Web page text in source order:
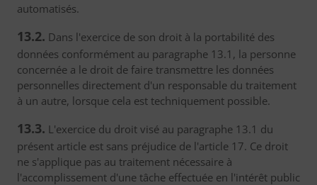
automatisés.
13.2. Dans l'exercice de son droit à la portabilité des
données conformément au paragraphe 13.1, la personne
concernée a le droit de faire transmettre les données
personnelles directement d'un responsable du traitement
à un autre, lorsque cela est techniquement possible.
13.3. L'exercice du droit visé au paragraphe 13.1 du
présent article est sans préjudice de l'article 17. Ce droit
ne s'applique pas au traitement nécessaire à
l'accomplissement d'une tâche effectuée en l'intérêt public